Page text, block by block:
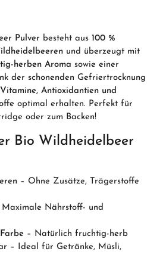
Pulver besteht aus 100 %
und überzeugt mit
herben Aroma sowie einer
der schonenden Gefriertrocknung
Vitamine, Antioxidantien und
optimal erhalten. Perfekt für
oder zum Backen!
Bio Wildheidelbeer
– Ohne Zusätze, Trägerstoffe
Maximale Nährstoff- und
– Natürlich fruchtig-herb
– Ideal für Getränke, Müsli,